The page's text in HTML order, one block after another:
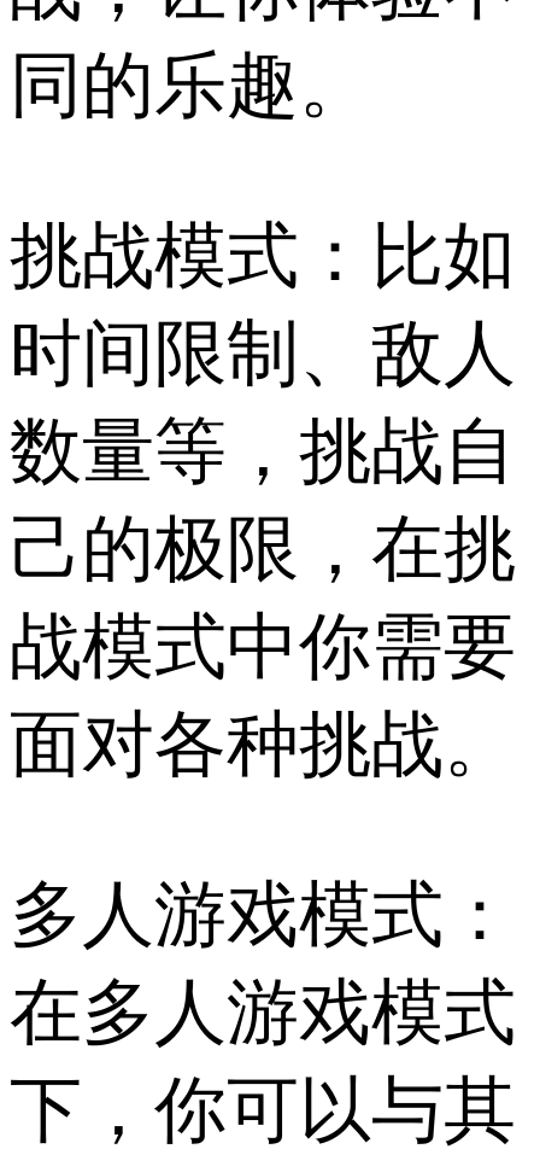
同的乐趣。
挑战模式：比如
时间限制、敌人
数量等，挑战自
己的极限，在挑
战模式中你需要
面对各种挑战。
多人游戏模式：
在多人游戏模式
下，你可以与其